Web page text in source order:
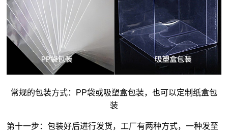
常规的包装方式：PP袋或吸塑盒包装，也可以定制纸盒包
装
第十一步：包装好后进行发货，工厂有两种方式，一种发至